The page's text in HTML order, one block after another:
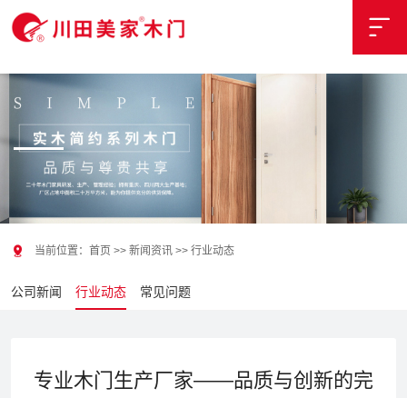
{pboot:if('hangye'=='wenti')}

公司新闻 行业动态 常见问题
 当前位置： 首页 >> 新闻资讯 >> 行业动态
专业木门生产厂家——品质与创新的完